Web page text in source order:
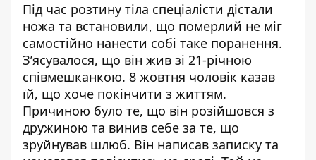
Під час розтину тіла спеціалісти дістали
ножа та встановили, що померлий не міг
самостійно нанести собі таке поранення.
З’ясувалося, що він жив зі 21-річною
співмешканкою. 8 жовтня чоловік казав
їй, що хоче покінчити з життям.
Причиною було те, що він розійшовся з
дружиною та винив себе за те, що
зруйнував шлюб. Він написав записку та